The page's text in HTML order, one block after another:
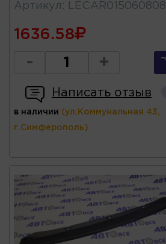
Артикул : LECAR015060808
1636.58
- +
Написать отзыв
в наличии (ул.Коммунальная 43,
г.Симферополь)